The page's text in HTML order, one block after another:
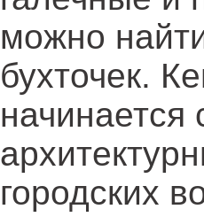
можно
бухточек.
городских